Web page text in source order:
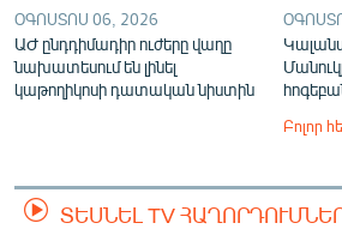
ՕԳՈՍՏՈՍ 06, 2026
ԱԺ ընդդիմադիր ուժերը վաղը
նախատեսում են լինել
կաթողիկոսի դատական նիստին
Բոլոր
ՏԵՍՆԵԼ TV